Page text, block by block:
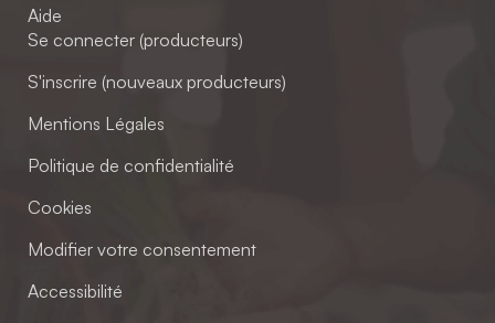
Aide
Se connecter (producteurs)
S'inscrire (nouveaux producteurs)
Mentions Légales
Politique de confidentialité
Cookies
Modifier votre consentement
Accessibilité